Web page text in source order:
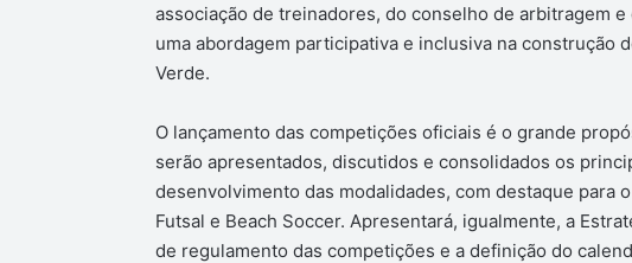
associação de treinadores, do conselho de arbitragem
uma abordagem participativa e inclusiva na construção
Verde.
O lançamento das competições oficiais é o grande
serão apresentados, discutidos e consolidados os
desenvolvimento das modalidades, com destaque para
Futsal e Beach Soccer. Apresentará, igualmente, a
de regulamento das competições e a definição do